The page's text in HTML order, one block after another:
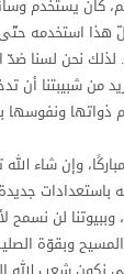
كان يستخدم
هذا استخدمه
نحن لسنا ضدّ
من شبيبتنا
ونفوسها بل
وإن شاء
باستعدادات
وببيوتنا لن
وبقوّة